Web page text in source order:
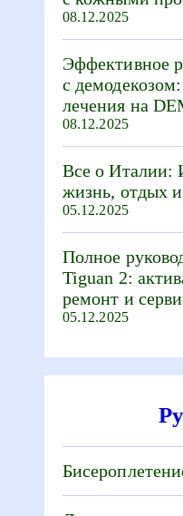
08.12.2025
Эффективное
с
лечения на
08.12.2025
Все о Италии:
жизнь, отдых
05.12.2025
Полное
Tiguan 2:
ремонт и
05.12.2025